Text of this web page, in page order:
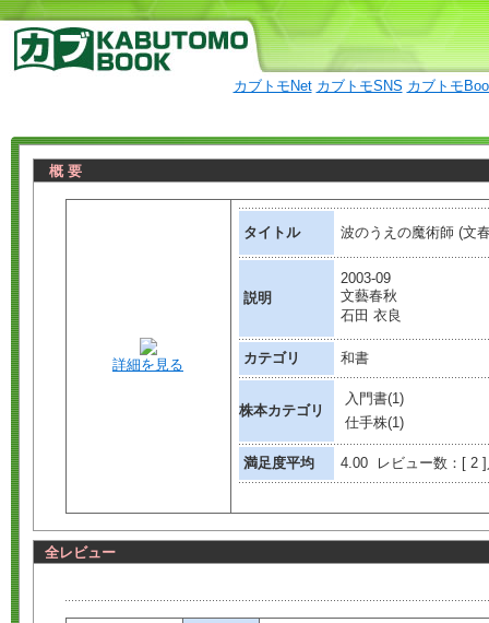
カブトモNet カブトモSNS カブトモ
概 要
詳細を見る
タイトル 波のうえの魔術師 (文
説明
2003-09
文藝春秋
石田 衣良
カテゴリ 和書
株本カテゴリ
入門書(1)
仕手株(1)
満足度平均 4.00 レビュー数：[ 2 ]
全レビュー